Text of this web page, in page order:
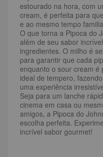
estourado na hora, com
cream, é perfeita para
e ao mesmo tempo
O que torna a Pipoca do
além de seu sabor
ingredientes. O milho é
para garantir que cada
enquanto o sour cream é
ideal de tempero,
uma experiência
Seja para um lanche
cinema em casa ou
amigos, a Pipoca do
escolha perfeita.
incrível sabor gourmet!